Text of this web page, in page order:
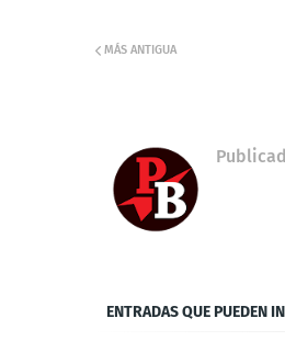
MÁS ANTIGUA
ENTRADAS QUE PUEDEN